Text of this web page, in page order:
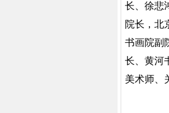
长、徐悲
院长，北
书画院副
长、黄河
美术师、